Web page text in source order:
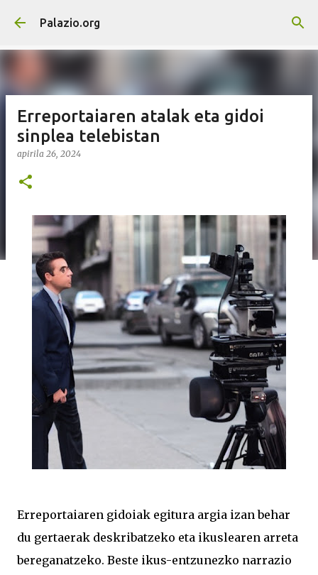
Saltatu eta joan eduki nagusira
Palazio.org
Erreportaiaren atalak eta gidoi
sinplea telebistan
apirila 26, 2024
Erreportaiaren gidoiak egitura argia izan behar
du gertaerak deskribatzeko eta ikuslearen arreta
bereganatzeko. Beste ikus-entzunezko narrazio